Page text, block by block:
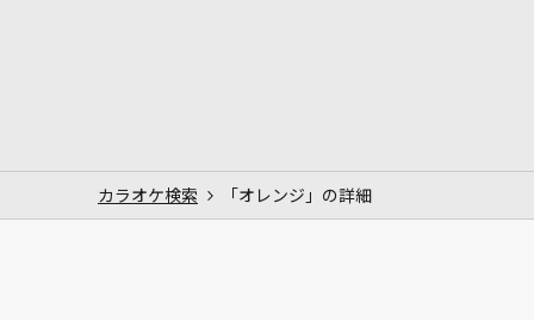
カラオケ検索 「オレンジ」の詳細